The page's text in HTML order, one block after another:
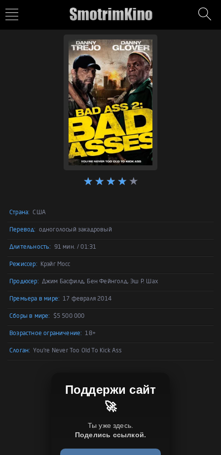
Страна: США
Перевод: одноголосый закадровый
Длительность: 91 мин. / 01:31
Режиссер: Крэйг Мосс
Продюсер: Джим Басфилд, Бен Фейнголд, Эш Р. Шах
Премьера в мире: 17 февраля 2014
Сборы в мире: $5 500 000
Возрастное ограничение: 18+
Слоган: You're Never Too Old To Kick Ass
Поддержи сайт
🚀
Ты уже здесь.
Поделись ссылкой.